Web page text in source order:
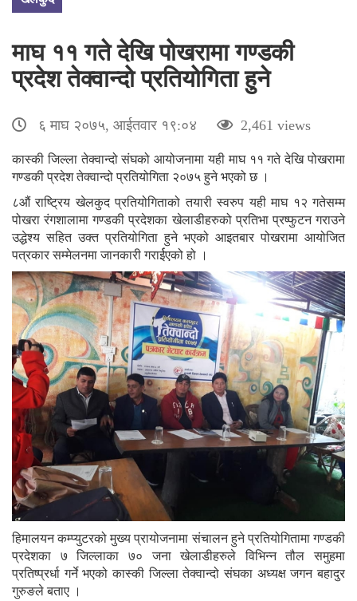
माघ ११ गते देखि पोखरामा गण्डकी
प्रदेश तेक्वान्दो प्रतियोगिता हुने
६ माघ २०७५, आईतवार १९:०४ 2,461 views
कास्की जिल्ला तेक्वान्दो संघको आयोजनामा यही माघ ११ गते देखि पोखरामा
गण्डकी प्रदेश तेक्वान्दो प्रतियोगिता २०७५ हुने भएको छ ।
८औं राष्ट्रिय खेलकुद प्रतियोगिताको तयारी स्वरुप यही माघ १२ गतेसम्म
पोखरा रंगशालामा गण्डकी प्रदेशका खेलाडीहरुको प्रतिभा प्रष्फुटन गराउने
उद्धेश्य सहित उक्त प्रतियोगिता हुने भएको आइतबार पोखरामा आयोजित
पत्रकार सम्मेलनमा जानकारी गरार्ईएको हो ।
हिमालयन कम्प्युटरको मुख्य प्रायोजनामा संचालन हुने प्रतियोगितामा गण्डकी
प्रदेशका ७ जिल्लाका ७० जना खेलाडीहरुले विभिन्न तौल समुहमा
प्रतिष्प्रर्धा गर्ने भएको कास्की जिल्ला तेक्वान्दो संघका अध्यक्ष जगन बहादुर
गुरुङले बताए ।